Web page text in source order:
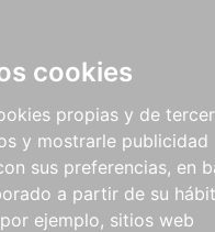
cookies
propias y de
y mostrarle publicidad
sus preferencias, en
a partir de su
ejemplo, sitios web